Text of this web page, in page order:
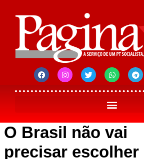
O Brasil não vai
precisar escolher